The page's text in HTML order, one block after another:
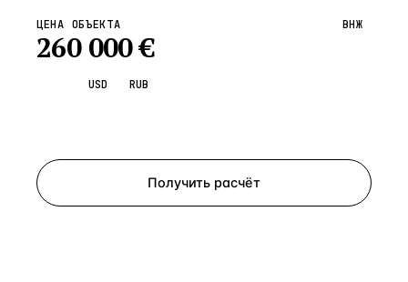
ЦЕНА ОБЪЕКТА
260 000€
ВНЖ
USD RUB
Получить расчёт